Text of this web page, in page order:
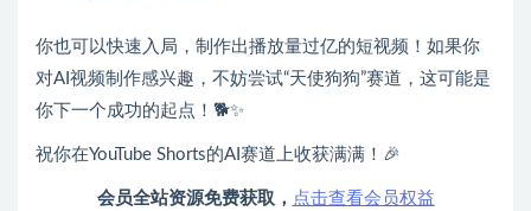
你也可以快速入局，制作出播放量过亿的短视频！如果你
对AI视频制作感兴趣，不妨尝试“天使狗狗”赛道，这可能是
你下一个成功的起点！🐕✨
祝你在YouTube Shorts的AI赛道上收获满满！🎉
会员全站资源免费获取， 点击查看会员权益